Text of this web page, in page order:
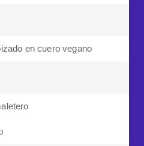
en cuero vegano